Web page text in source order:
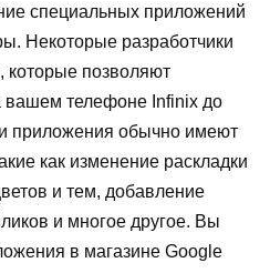
специальных приложений
Некоторые разработчики
которые позволяют
вашем телефоне Infinix до
приложения обычно имеют
как изменение раскладки
и тем, добавление
и многое другое. Вы
в магазине Google